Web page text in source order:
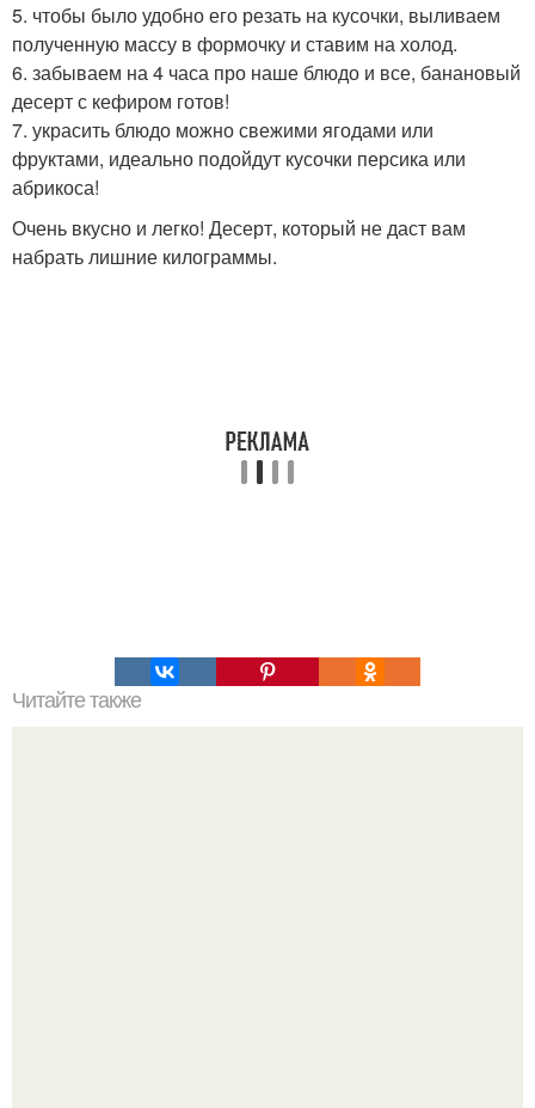
5. чтобы было удобно его резать на кусочки, выливаем
полученную массу в формочку и ставим на холод.
6. забываем на 4 часа про наше блюдо и все, банановый
десерт с кефиром готов!
7. украсить блюдо можно свежими ягодами или
фруктами, идеально подойдут кусочки персика или
абрикоса!
Очень вкусно и легко! Десерт, который не даст вам
набрать лишние килограммы.
Читайте также